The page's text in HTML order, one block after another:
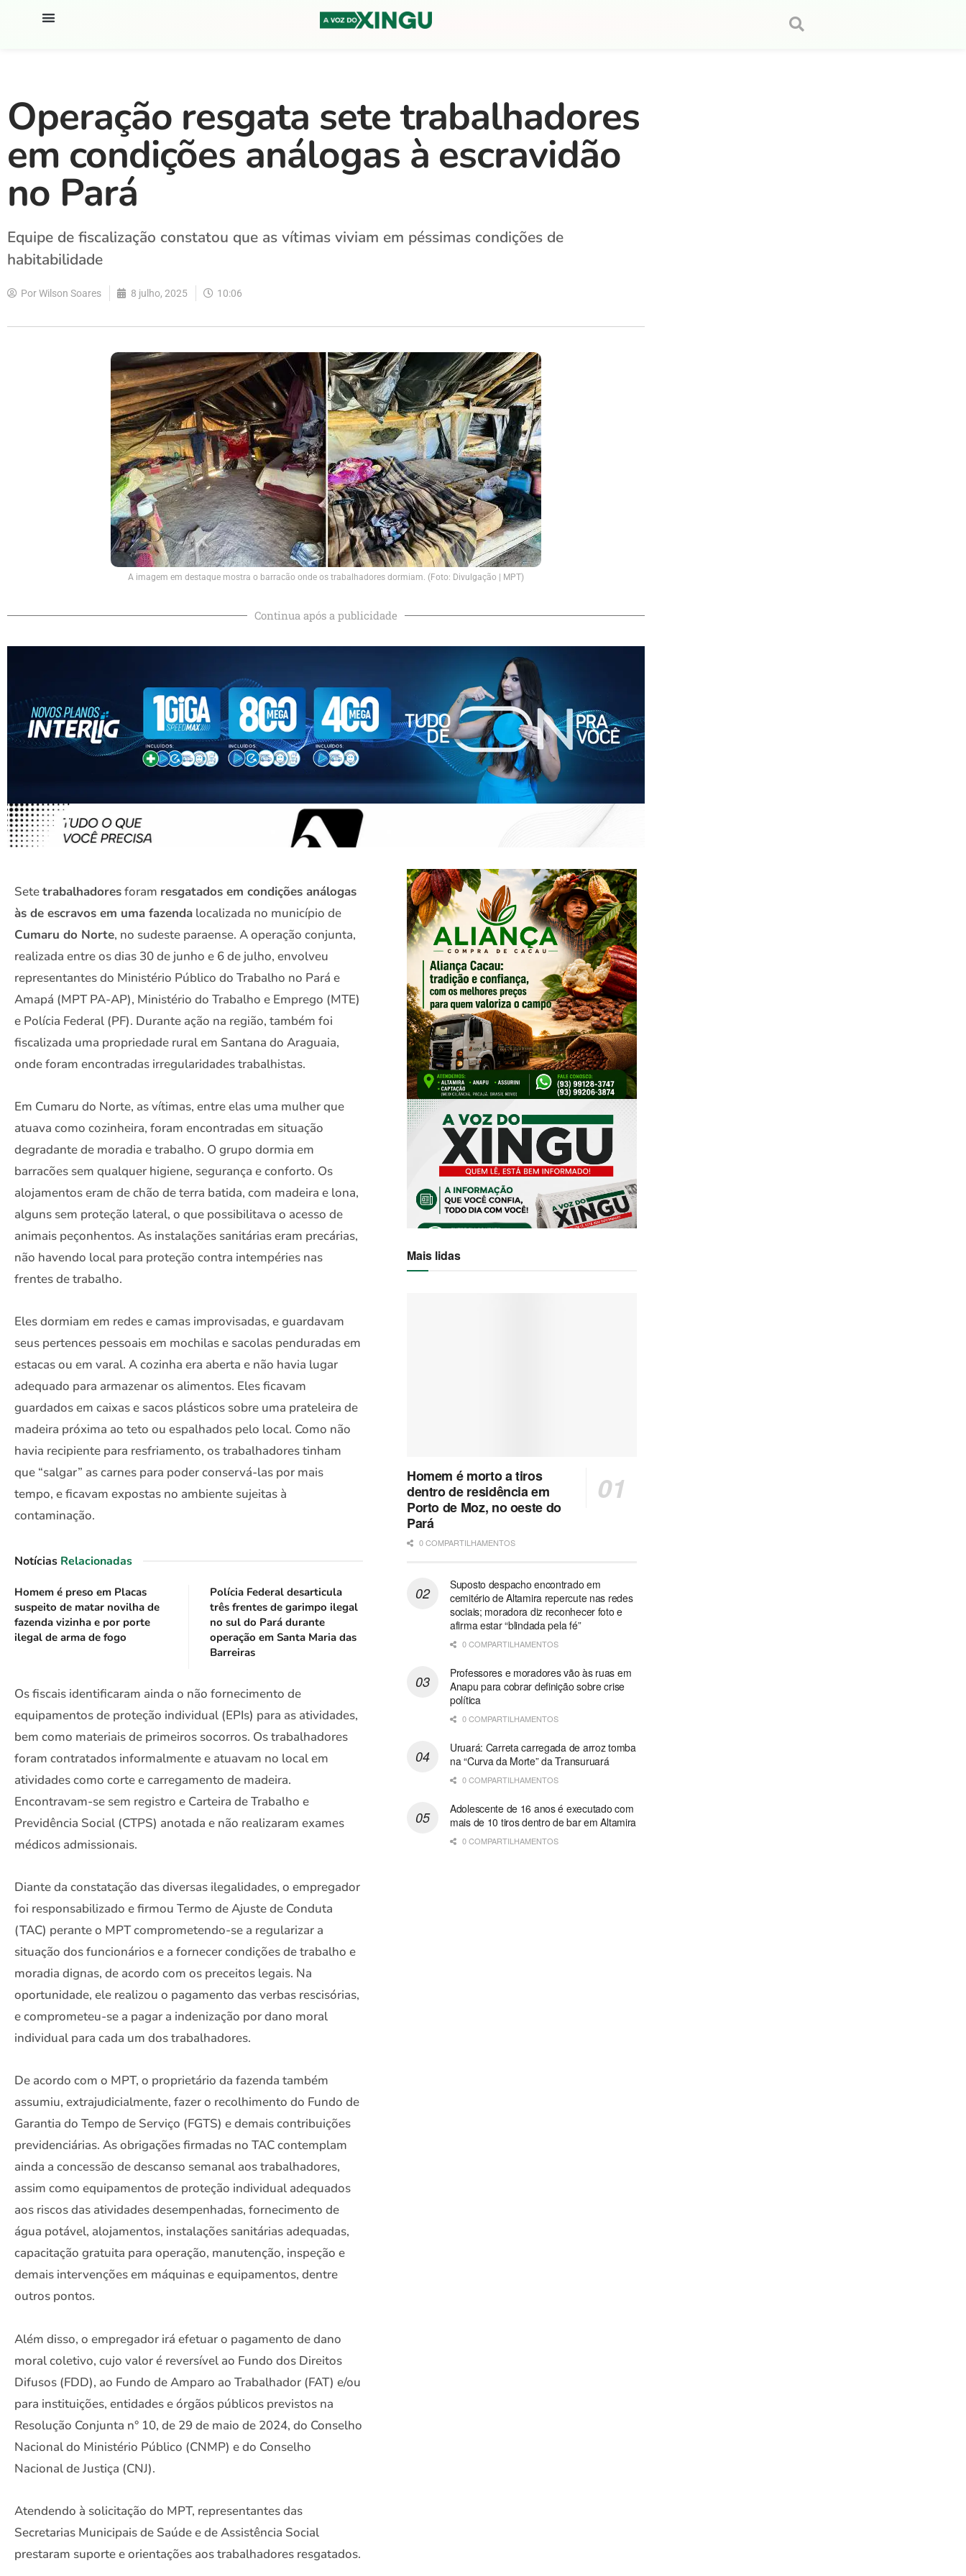
Operação resgata sete trabalhadores
em condições análogas à escravidão
no Pará
Equipe de fiscalização constatou que as vítimas viviam em péssimas condições de
habitabilidade
PorWilson Soares 8 julho, 2025 10:06
A imagem em destaque mostra o barracão onde os trabalhadores dormiam. (Foto: Divulgação | MPT)
Continua após a publicidade
Setetrabalhadoresforam resgatados em condições análogas
às de escravos em uma fazenda localizada no município de
Cumaru do Norte, no sudeste paraense. A operação conjunta,
realizada entre os dias 30 de junho e 6 de julho, envolveu
representantes do Ministério Público do Trabalho no Pará e
Amapá (MPT PA-AP), Ministério do Trabalho e Emprego (MTE)
e Polícia Federal (PF). Durante ação na região, também foi
fiscalizada uma propriedade rural em Santana do Araguaia,
onde foram encontradas irregularidades trabalhistas.
Em Cumaru do Norte, as vítimas, entre elas uma mulher que
atuava como cozinheira, foram encontradas em situação
degradante de moradia e trabalho. O grupo dormia em
barracões sem qualquer higiene, segurança e conforto. Os
alojamentos eram de chão de terra batida, com madeira e lona,
alguns sem proteção lateral, o que possibilitava o acesso de
animais peçonhentos. As instalações sanitárias eram precárias,
não havendo local para proteção contra intempéries nas
frentes de trabalho.
Eles dormiam em redes e camas improvisadas, e guardavam
seus pertences pessoais em mochilas e sacolas penduradas em
estacas ou em varal. A cozinha era aberta e não havia lugar
adequado para armazenar os alimentos. Eles ficavam
guardados em caixas e sacos plásticos sobre uma prateleira de
madeira próxima ao teto ou espalhados pelo local. Como não
havia recipiente para resfriamento, os trabalhadores tinham
que “salgar” as carnes para poder conservá-las por mais
tempo, e ficavam expostas no ambiente sujeitas à
contaminação.
Notícias Relacionadas
Homem é preso em Placas
suspeito de matar novilha de
fazenda vizinha e por porte
ilegal de arma de fogo
Polícia Federal desarticula
três frentes de garimpo ilegal
no sul do Pará durante
operação em Santa Maria das
Barreiras
Os fiscais identificaram ainda o não fornecimento de
equipamentos de proteção individual (EPIs) para as atividades,
bem como materiais de primeiros socorros. Os trabalhadores
foram contratados informalmente e atuavam no local em
atividades como corte e carregamento de madeira.
Encontravam-se sem registro e Carteira de Trabalho e
Previdência Social (CTPS) anotada e não realizaram exames
médicos admissionais.
Diante da constatação das diversas ilegalidades, o empregador
foi responsabilizado e firmou Termo de Ajuste de Conduta
(TAC) perante o MPT comprometendo-se a regularizar a
situação dos funcionários e a fornecer condições de trabalho e
moradia dignas, de acordo com os preceitos legais. Na
oportunidade, ele realizou o pagamento das verbas rescisórias,
e comprometeu-se a pagar a indenização por dano moral
individual para cada um dos trabalhadores.
De acordo com o MPT, o proprietário da fazenda também
assumiu, extrajudicialmente, fazer o recolhimento do Fundo de
Garantia do Tempo de Serviço (FGTS) e demais contribuições
previdenciárias. As obrigações firmadas no TAC contemplam
ainda a concessão de descanso semanal aos trabalhadores,
assim como equipamentos de proteção individual adequados
aos riscos das atividades desempenhadas, fornecimento de
água potável, alojamentos, instalações sanitárias adequadas,
capacitação gratuita para operação, manutenção, inspeção e
demais intervenções em máquinas e equipamentos, dentre
outros pontos.
Além disso, o empregador irá efetuar o pagamento de dano
moral coletivo, cujo valor é reversível ao Fundo dos Direitos
Difusos (FDD), ao Fundo de Amparo ao Trabalhador (FAT) e/ou
para instituições, entidades e órgãos públicos previstos na
Resolução Conjunta n° 10, de 29 de maio de 2024, do Conselho
Nacional do Ministério Público (CNMP) e do Conselho
Nacional de Justiça (CNJ).
Atendendo à solicitação do MPT, representantes das
Secretarias Municipais de Saúde e de Assistência Social
prestaram suporte e orientações aos trabalhadores resgatados.
Mais lidas
Homem é morto a tiros
dentro de residência em
Porto de Moz, no oeste do
Pará
0 COMPARTILHAMENTOS
Suposto despacho encontrado em
cemitério de Altamira repercute nas redes
sociais; moradora diz reconhecer foto e
afirma estar “blindada pela fé”
0 COMPARTILHAMENTOS
Professores e moradores vão às ruas em
Anapu para cobrar definição sobre crise
política
0 COMPARTILHAMENTOS
Uruará: Carreta carregada de arroz tomba
na “Curva da Morte” da Transuruará
0 COMPARTILHAMENTOS
Adolescente de 16 anos é executado com
mais de 10 tiros dentro de bar em Altamira
0 COMPARTILHAMENTOS